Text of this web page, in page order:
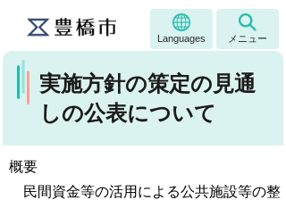
Languages メニュー
実施方針の策定の見通
しの公表について
概要
民間資金等の活用による公共施設等の整